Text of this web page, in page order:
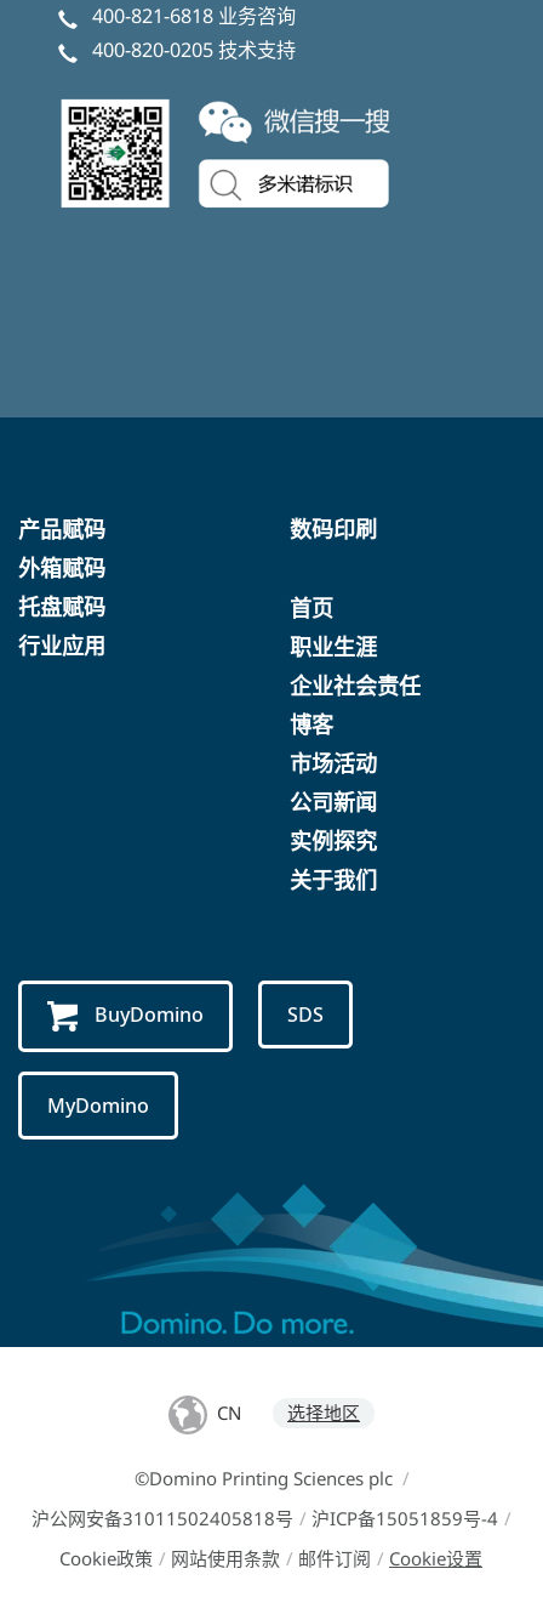
400-821-6818 业务咨询
400-820-0205技术支持
产品赋码
外箱赋码
托盘赋码
行业应用
数码印刷
首页
职业生涯
企业社会责任
博客
市场活动
公司新闻
实例探究
关于我们
BuyDomino SDS
MyDomino
CN 选择地区
©Domino Printing Sciences plc /
沪公网安备31011502405818号 / 沪ICP备15051859号-4 /
Cookie政策 / 网站使用条款 / 邮件订阅 / Cookie设置